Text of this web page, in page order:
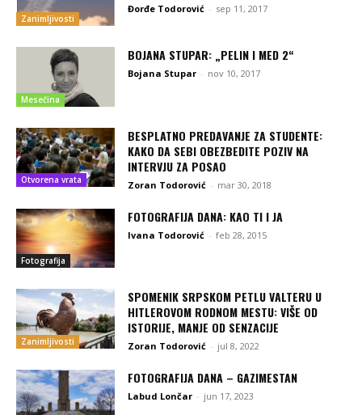
Zanimljivosti
Đorđe Todorović - sep 11, 2017
Mesečina
BOJANA STUPAR: „PELIN I MED 2“
Bojana Stupar - nov 10, 2017
Otvorena vrata
BESPLATNO PREDAVANJE ZA STUDENTE:
KAKO DA SEBI OBEZBEDITE POZIV NA
INTERVJU ZA POSAO
Zoran Todorović - mar 30, 2018
Fotografija
FOTOGRAFIJA DANA: KAO TI I JA
Ivana Todorović - feb 28, 2015
Zanimljivosti
SPOMENIK SRPSKOM PETLU VALTERU U
HITLEROVOM RODNOM MESTU: VIŠE OD
ISTORIJE, MANJE OD SENZACIJE
Zoran Todorović - jul 8, 2022
FOTOGRAFIJA DANA – GAZIMESTAN
Labud Lončar - jun 17, 2023